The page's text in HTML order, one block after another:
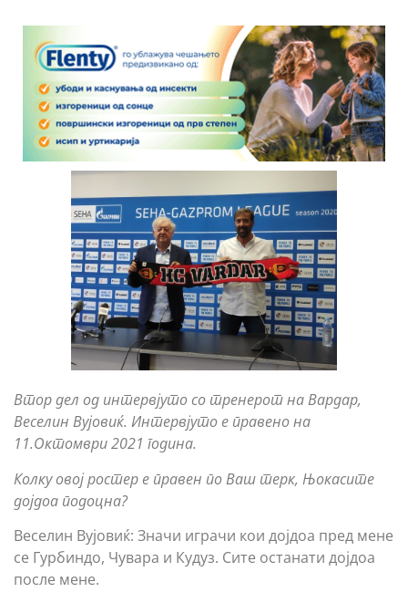
Втор дел од интервјуто со тренерот на Вардар,
Веселин Вујовиќ. Интервјуто е правено на
11.Октомври 2021 година.
Колку овој ростер е правен по Ваш терк, Њокасите
дојдоа подоцна?
Веселин Вујовиќ: Значи играчи кои дојдоа пред мене
се Гурбиндо, Чувара и Кудуз. Сите останати дојдоа
после мене.